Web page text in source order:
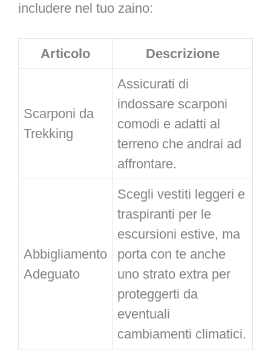
includere nel tuo zaino:
Articolo Descrizione
Scarponi da
Trekking
Assicurati di
indossare scarponi
comodi e adatti al
terreno che andrai ad
affrontare.
Abbigliamento
Adeguato
Scegli vestiti leggeri e
traspiranti per le
escursioni estive, ma
porta con te anche
uno strato extra per
proteggerti da
eventuali
cambiamenti climatici.